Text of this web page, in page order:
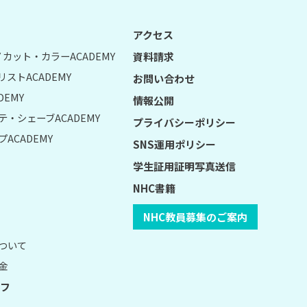
ット・カラーACADEMY
ストACADEMY
・シェーブACADEMY
ACADEMY
いて
アクセス
資料請求
お問い合わせ
情報公開
プライバシーポリシー
SNS運用ポリシー
学生証用証明写真送信
NHC書籍
NHC教員募集のご案内